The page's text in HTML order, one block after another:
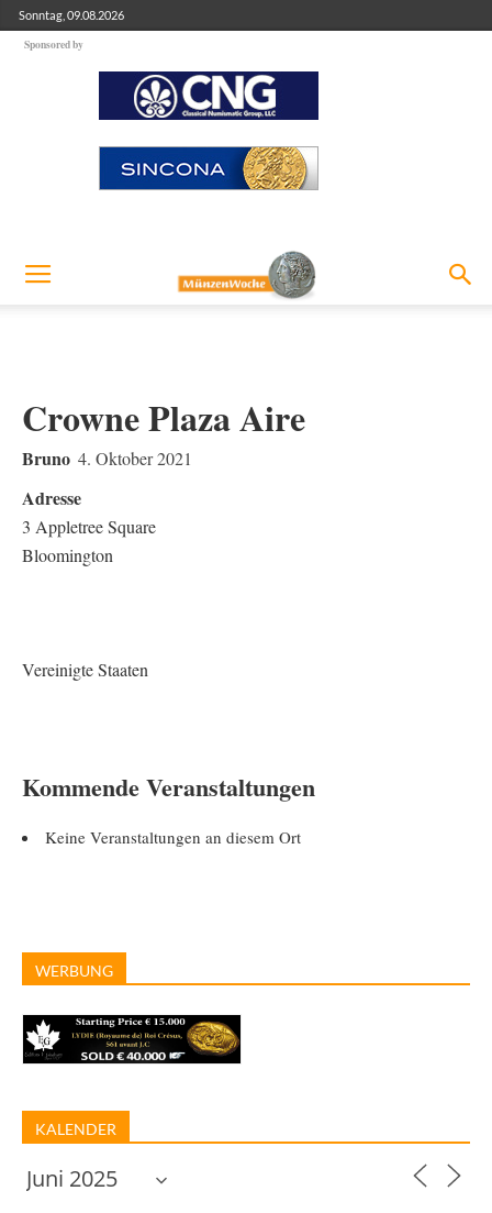
Sonntag, 09.08.2026
Sponsored by
Crowne Plaza Aire
Bruno 4. Oktober 2021
Adresse
3 Appletree Square
Bloomington
Vereinigte Staaten
Kommende Veranstaltungen
Keine Veranstaltungen an diesem Ort
WERBUNG
KALENDER